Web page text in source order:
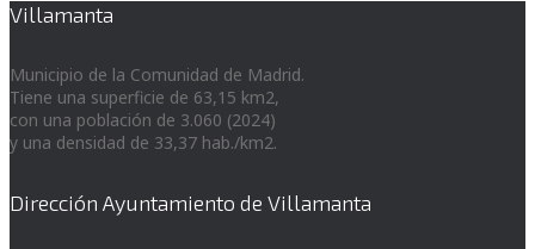
Villamanta
Municipio de la Comunidad de Madrid.
Tiene una superficie de 63,15 km2,
con una población de 3.060 (2024)
y una densidad de 33,37 hab./km2.
Dirección Ayuntamiento de Villamanta